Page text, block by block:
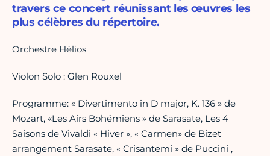
travers ce concert réunissant les œuvres les
plus célèbres du répertoire.
Orchestre Hélios
Violon Solo : Glen Rouxel
Programme: « Divertimento in D major, K. 136 » de
Mozart, «Les Airs Bohémiens » de Sarasate, Les 4
Saisons de Vivaldi « Hiver », « Carmen» de Bizet
arrangement Sarasate, « Crisantemi » de Puccini ,